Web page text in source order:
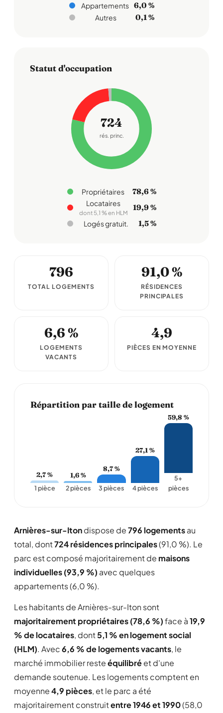
Appartements 6,0 %
Autres 0,1 %
Statut d'occupation
724
rés. princ.
Propriétaires 78,6 %
Locataires
dont 5,1 % en HLM
19,9 %
Logés gratuit. 1,5 %
796
TOTAL LOGEMENTS
91,0 %
RÉSIDENCES
PRINCIPALES
6,6 %
LOGEMENTS
VACANTS
4,9
PIÈCES EN MOYENNE
Répartition par taille de logement
2,7 %
1 pièce
1,6 %
2 pièces
8,7 %
3 pièces
27,1 %
4 pièces
59,8 %
5+
pièces
Arnières-sur-Itondispose de796 logementsau
total, dont724 résidences principales(91,0 %). Le
parc est composé majoritairement de maisons
individuelles (93,9 %) avec quelques
appartements (6,0 %).
Les habitants de Arnières-sur-Iton sont
majoritairement propriétaires (78,6 %)face à19,9
% de locataires, dont5,1 % en logement social
(HLM). Avec6,6 % de logements vacants, le
marché immobilier resteéquilibréet d'une
demande soutenue. Les logements comptent en
moyenne4,9 pièces, et le parc a été
majoritairement construitentre 1946 et 1990(58,0